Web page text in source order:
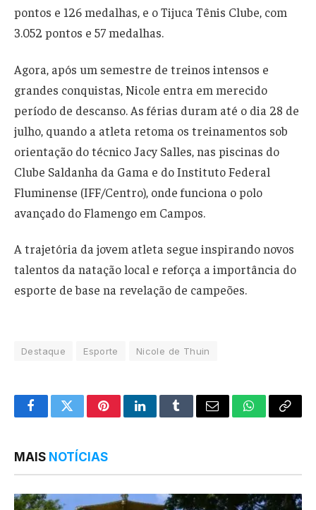
pontos e 126 medalhas, e o Tijuca Tênis Clube, com
3.052 pontos e 57 medalhas.
Agora, após um semestre de treinos intensos e
grandes conquistas, Nicole entra em merecido
período de descanso. As férias duram até o dia 28 de
julho, quando a atleta retoma os treinamentos sob
orientação do técnico Jacy Salles, nas piscinas do
Clube Saldanha da Gama e do Instituto Federal
Fluminense (IFF/Centro), onde funciona o polo
avançado do Flamengo em Campos.
A trajetória da jovem atleta segue inspirando novos
talentos da natação local e reforça a importância do
esporte de base na revelação de campeões.
Destaque Esporte Nicole de Thuin
FacebookTwitterPinterestLinkedInTumblrEmail WhatsApp
Copy
MAIS NOTÍCIAS